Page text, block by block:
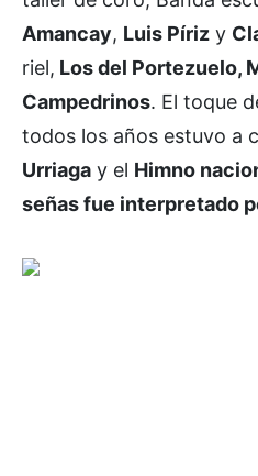
Amancay, Luis Píriz y
riel, Los del Portezuelo,
Campedrinos. El toque
todos los años estuvo a
Urriaga y el Himno
señas fue interpretado